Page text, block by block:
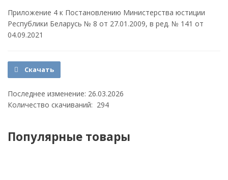
Приложение 4 к Постановлению Министерства юстиции
Республики Беларусь № 8 от 27.01.2009, в ред. № 141 от
04.09.2021
Скачать
Последнее изменение: 26.03.2026
Количество скачиваний: 294
Популярные товары